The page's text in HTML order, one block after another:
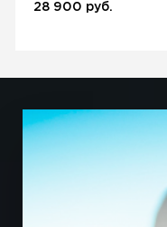
28 900 руб.